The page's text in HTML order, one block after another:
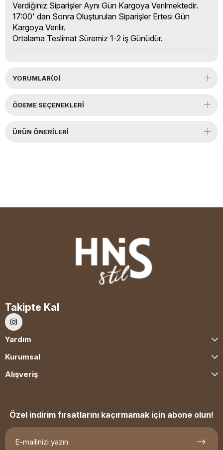
Verdiğiniz Siparişler Aynı Gün Kargoya Verilmektedir.
17:00' dan Sonra Oluşturulan Siparişler Ertesi Gün
Kargoya Verilir.
Ortalama Teslimat Süremiz 1-2 iş Günüdür.
YORUMLAR(0)
ÖDEME SEÇENEKLERI
ÜRÜN ÖNERILERI
Takipte Kal
Yardım
Kurumsal
Alışveriş
Özel indirim fırsatlarını kaçırmamak için abone olun!